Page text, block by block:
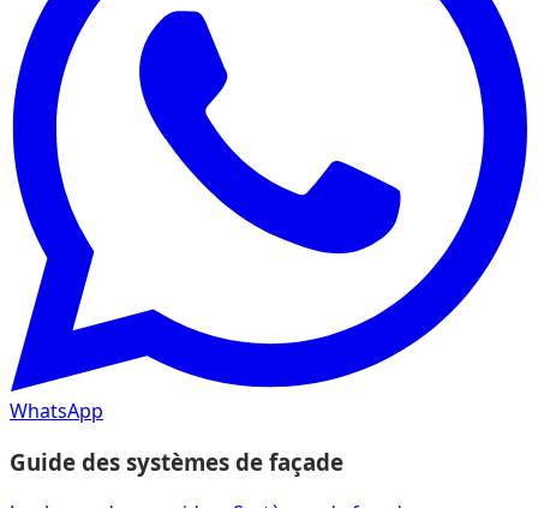
WhatsApp
Guide des systèmes de façade